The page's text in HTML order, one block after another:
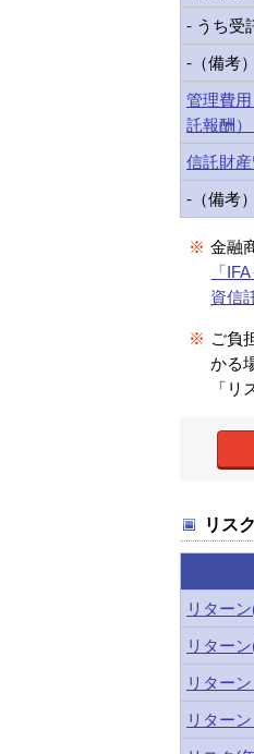
- うち受
-（備考）
管理費
託報酬）
信託財
-（備考）
※ 金融
「
資信
※ ご負
かる
「
リス
リター
リター
リター
リター